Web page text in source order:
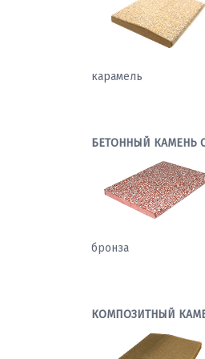
карамель
БЕТОННЫЙ КАМЕНЬ
бронза
КОМПОЗИТНЫЙ